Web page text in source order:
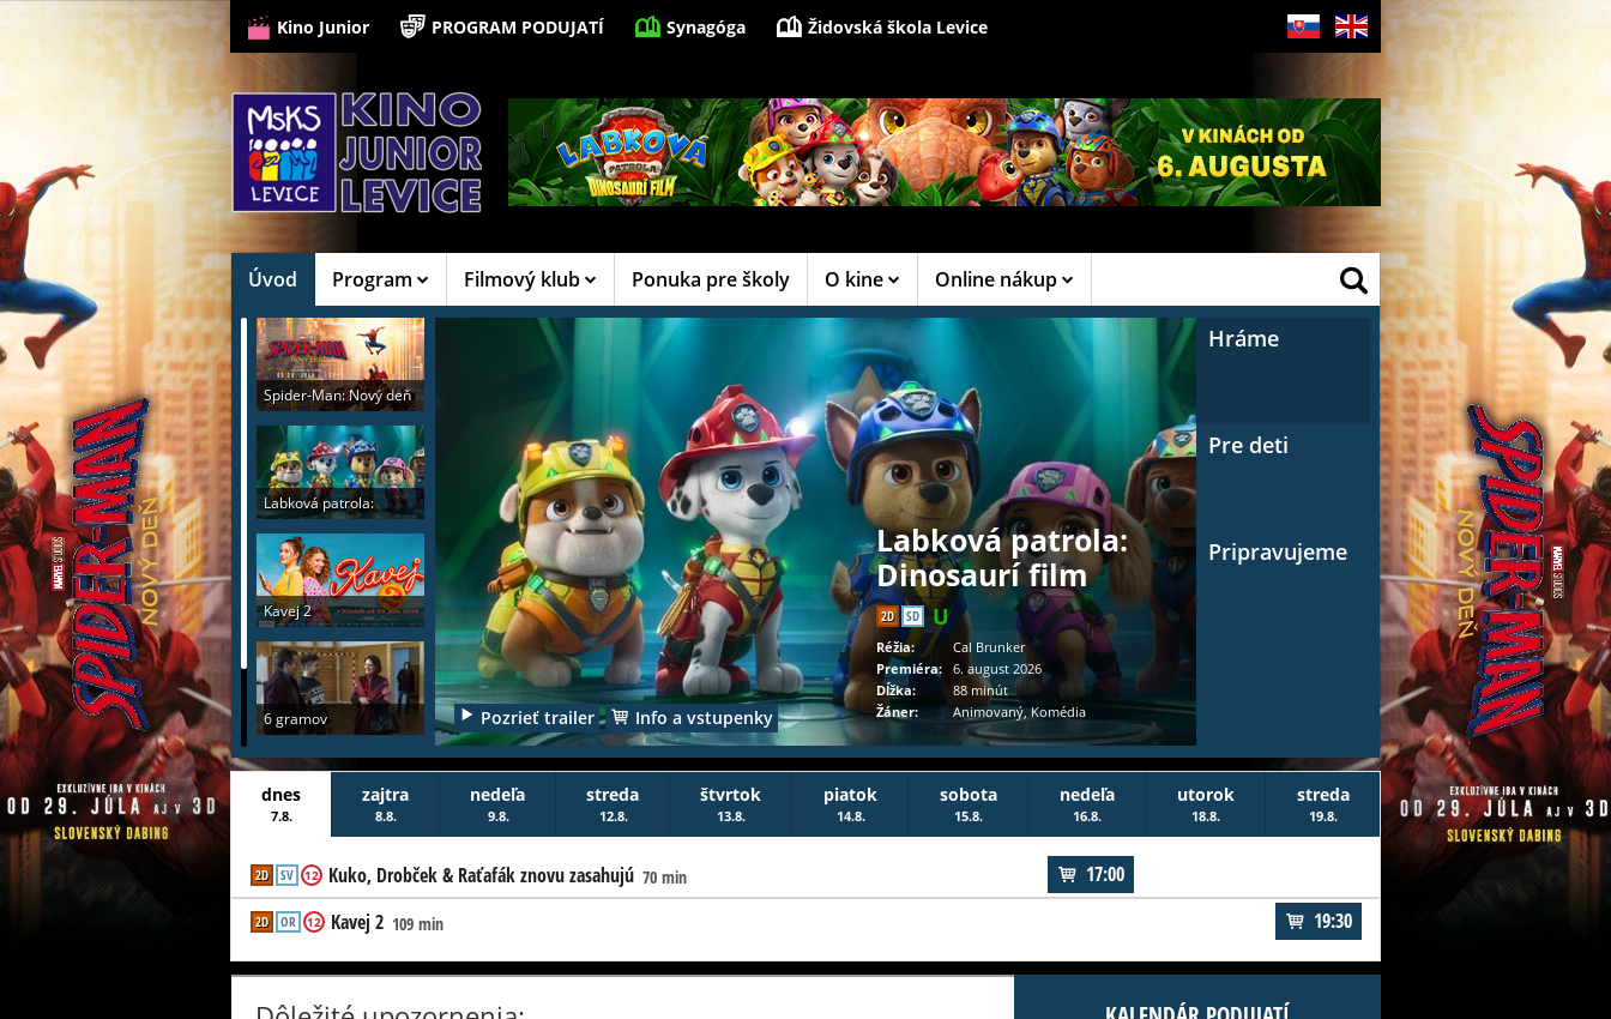
Kino Junior PROGRAM PODUJATÍ Synagóga
Židovská škola Levice
EN
Úvod Program Filmový klub Ponuka pre školy O kine Online nákup
Hráme
Pre deti
Pripravujeme
Spider-Man: Nový deň
Labková patrola:
Dinosaurí film
Kavej 2
6 gramov
Kuko, Drobček &
zasahujú
Pozrieť trailer Info a vstupenky
Labková patrola:
Dinosaurí film
2D
SD
Réžia:
Cal Brunker
Premiéra: 6. august 2026
Dĺžka:
88 minút
Žáner:
Animovaný, Komédia
dnes
7.8.
zajtra
8.8.
nedeľa
9.8.
streda
12.8.
štvrtok
13.8.
piatok
14.8.
sobota
15.8.
nedeľa
16.8.
utorok
18.8.
streda
19.8.
Kuko, Drobček & Raťafák znovu zasahujú 70 min
2D SV 12
17:00
Kavej 2 109 min
2D OR 12 19:30